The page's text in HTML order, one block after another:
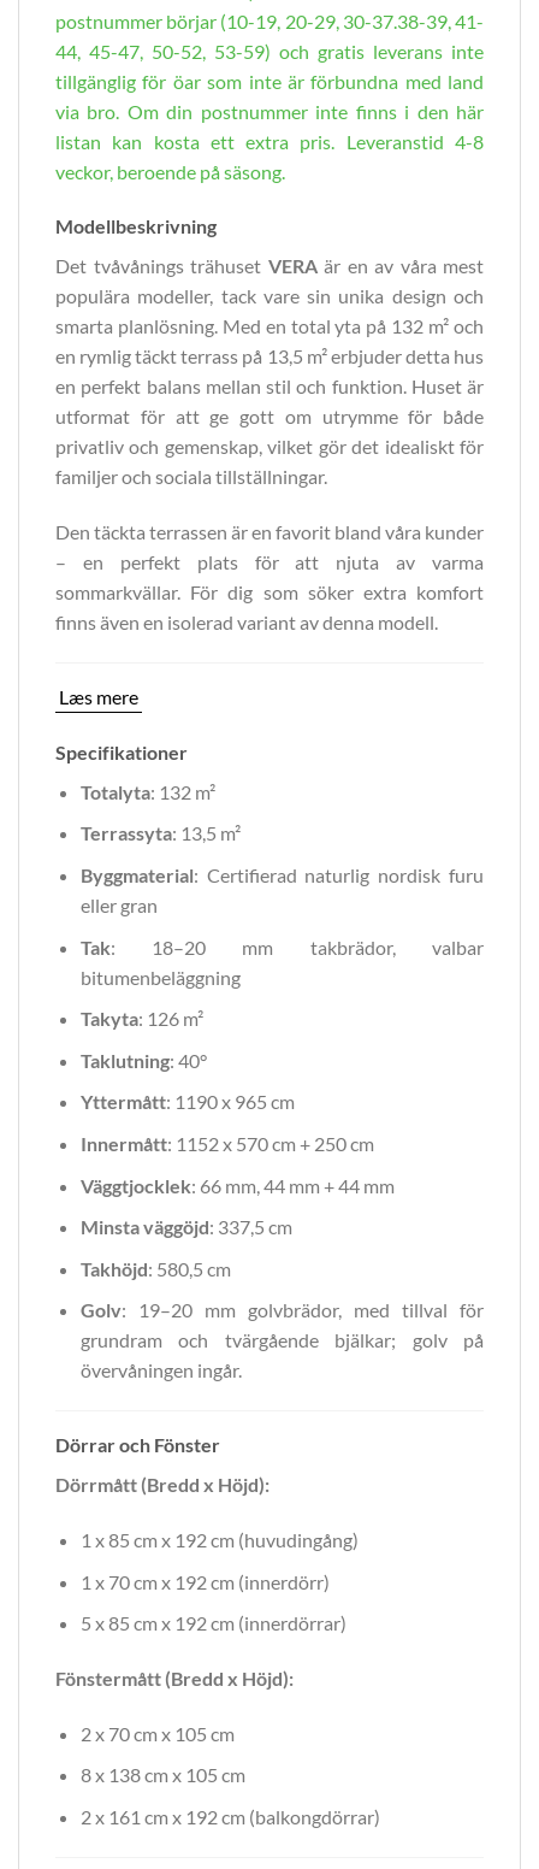
postnummer börjar (10-19, 20-29, 30-37.38-39, 41-
44, 45-47, 50-52, 53-59) och gratis leverans inte
tillgänglig för öar som inte är förbundna med land
via bro. Om din postnummer inte finns i den här
listan kan kosta ett extra pris. Leveranstid 4-8
veckor, beroende på säsong.
Modellbeskrivning
Det tvåvånings trähuset VERAär en av våra mest
populära modeller, tack vare sin unika design och
smarta planlösning. Med en total yta på 132 m² och
en rymlig täckt terrass på 13,5 m² erbjuder detta hus
en perfekt balans mellan stil och funktion. Huset är
utformat för att ge gott om utrymme för både
privatliv och gemenskap, vilket gör det idealiskt för
familjer och sociala tillställningar.
Den täckta terrassen är en favorit bland våra kunder
– en perfekt plats för att njuta av varma
sommarkvällar. För dig som söker extra komfort
finns även en isolerad variant av denna modell.
Læs mere
Specifikationer
Totalyta: 132 m²
Terrassyta: 13,5 m²
Byggmaterial: Certifierad naturlig nordisk furu
eller gran
Tak: 18–20 mm takbrädor, valbar
bitumenbeläggning
Takyta: 126 m²
Taklutning: 40°
Yttermått: 1190 x 965 cm
Innermått: 1152 x 570 cm + 250 cm
Väggtjocklek: 66 mm, 44 mm + 44 mm
Minsta väggöjd: 337,5 cm
Takhöjd: 580,5 cm
Golv: 19–20 mm golvbrädor, med tillval för
grundram och tvärgående bjälkar; golv på
övervåningen ingår.
Dörrar och Fönster
Dörrmått (Bredd x Höjd):
1 x 85 cm x 192 cm (huvudingång)
1 x 70 cm x 192 cm (innerdörr)
5 x 85 cm x 192 cm (innerdörrar)
Fönstermått (Bredd x Höjd):
2 x 70 cm x 105 cm
8 x 138 cm x 105 cm
2 x 161 cm x 192 cm (balkongdörrar)